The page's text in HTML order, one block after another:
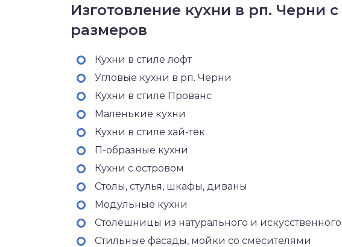
Изготовление кухни в рп. Черни
размеров
Кухни в стиле лофт
Угловые кухни в рп. Черни
Кухни в стиле Прованс
Маленькие кухни
Кухни в стиле хай-тек
П-образные кухни
Кухни с островом
Столы, стулья, шкафы, диваны
Модульные кухни
Столешницы из натурального и
Стильные фасады, мойки со смесителями